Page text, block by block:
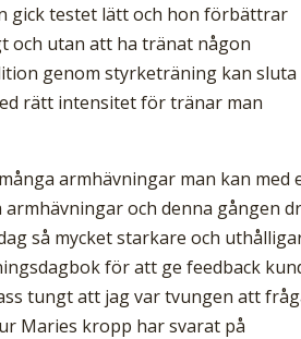
gick testet lätt och hon förbättrar
och utan att ha tränat någon
genom styrketräning kan sluta
rätt intensitet för tränar man
armhävningar man kan med
och denna gången
så mycket starkare och
för att ge feedback
tungt att jag var tvungen att
Maries kropp har svarat på